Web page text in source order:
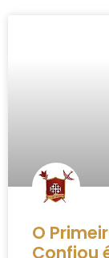
O
Confiou